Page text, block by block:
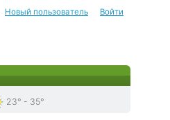
Новый пользователь Войти
23° - 35°